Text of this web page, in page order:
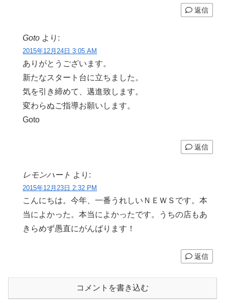
返信
Goto より:
2015年12月24日 3:05 AM
ありがとうございます。
新たなスタート台に立ちました。
気を引き締めて、邁進致します。
変わらぬご指導お願いします。
Goto
返信
レモンハート より:
2015年12月23日 2:32 PM
こんにちは。今年、一番うれしいＮＥＷＳです。本
当によかった。本当によかったです。うちの店もあ
きらめず愚直にがんばります！
返信
コメントを書き込む